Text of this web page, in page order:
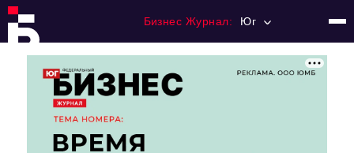
Бизнес Журнал: Юг
Франчайзинг